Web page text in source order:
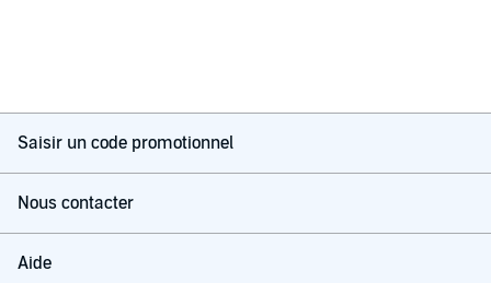
Saisir un code promotionnel
Nous contacter
Aide